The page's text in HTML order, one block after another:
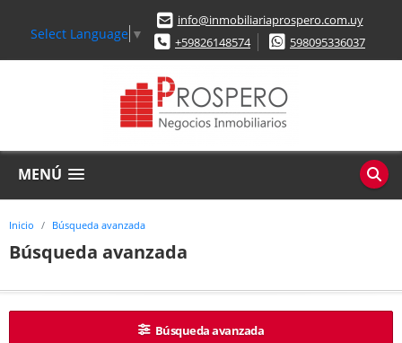
Select Language ▼
info@inmobiliariaprospero.com.uy
+59826148574
598095336037
MENÚ
Inicio Búsqueda avanzada
Búsqueda avanzada
Búsqueda avanzada